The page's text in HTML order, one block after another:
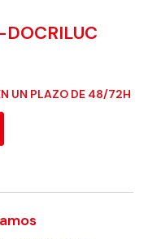
UN PLAZO DE 48/72H